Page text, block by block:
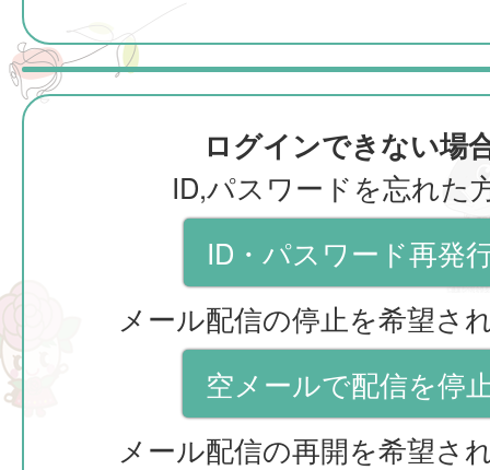
ログインできない場
ID,パスワードを忘れた
ID・パスワード再発
メール配信の停止を希望さ
空メールで配信を停
メール配信の再開を希望さ